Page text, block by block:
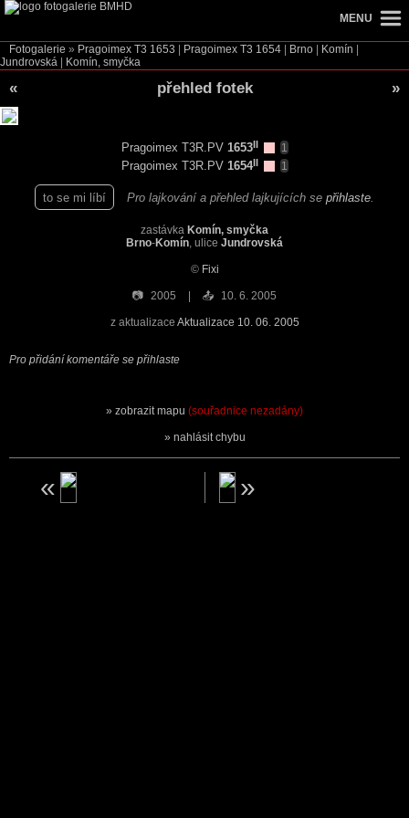
Fotogalerie » Pragoimex T3 1653 Pragoimex T3 1654 Brno Komín
Jundrovská
Komín, smyčka
« přehled fotek »
Pragoimex T3R.PV 1653II 1
Pragoimex T3R.PV 1654 1
to se mi líbí Pro lajkování a přehled lajkujících se přihlaste
zastávka Komín, smyčka
Brno-Komín, ulice Jundrovská
© Fixi
📷 2005 📤 10. 6. 2005
z aktualizace Aktualizace 10. 06. 2005
Pro přidání komentáře se přihlaste
zobrazit mapu (souřadnice nezadány)
nahlásit chybu
MENU